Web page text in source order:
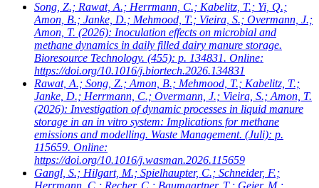
Song, Z.; Rawat, A.; Herrmann, C.; Kabelitz, T.; Yi, Q.;
Amon, B.; Janke, D.; Mehmood, T.; Vieira, S.; Overmann, J.;
Amon, T. (2026): Inoculation effects on microbial and
methane dynamics in daily filled dairy manure storage.
Bioresource Technology. (455): p. 134831. Online:
https://doi.org/10.1016/j.biortech.2026.134831
Rawat, A.; Song, Z.; Amon, B.; Mehmood, T.; Kabelitz, T.;
Janke, D.; Herrmann, C.; Overmann, J.; Vieira, S.; Amon, T.
(2026): Investigation of dynamic processes in liquid manure
storage in an in vitro system: Implications for methane
emissions and modelling. Waste Management. (Juli): p.
115659. Online:
https://doi.org/10.1016/j.wasman.2026.115659
Gangl, S.; Hilgart, M.; Spielhaupter, C.; Schneider, F.;